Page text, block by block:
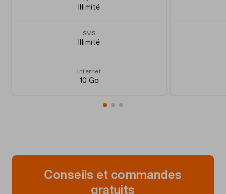
Illimité
SMS
Illimité
Internet
10 Go
Conseils et commandes
gratuits